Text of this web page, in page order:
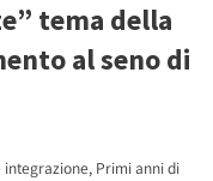
tema della
al seno di
integrazione, Primi anni di